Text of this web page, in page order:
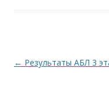
Навігація по запису
← Результаты АБЛ 3